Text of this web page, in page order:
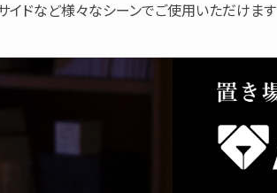
イドなど様々なシーンでご使用いただけます